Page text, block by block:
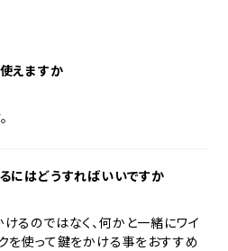
えますか
にはどうすればいいですか
るのではなく、何かと一緒にワイ
を使って鍵をかける事をおすすめ